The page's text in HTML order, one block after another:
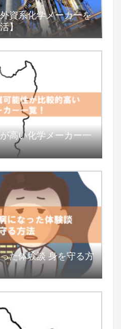
資系化学メーカーを
】
高い化学メーカー一
た体験談 身を守る方